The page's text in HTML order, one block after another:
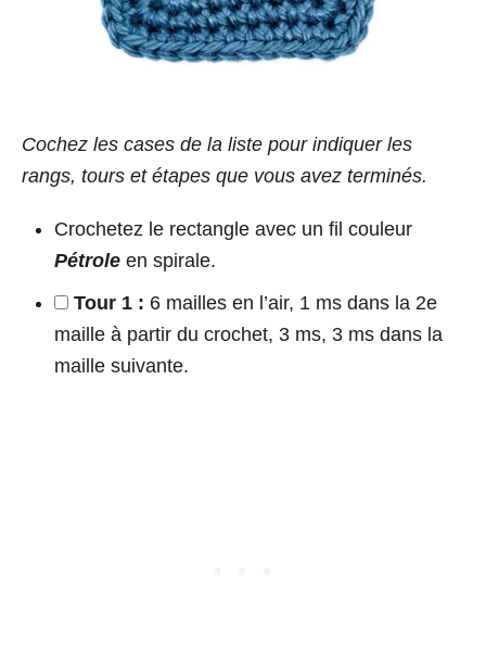
Cochez les cases de la liste pour indiquer les
rangs, tours et étapes que vous avez terminés.
Crochetez le rectangle avec un fil couleur
Pétrole en spirale.
Tour 1 : 6 mailles en l’air, 1 ms dans la 2e
maille à partir du crochet, 3 ms, 3 ms dans la
maille suivante.